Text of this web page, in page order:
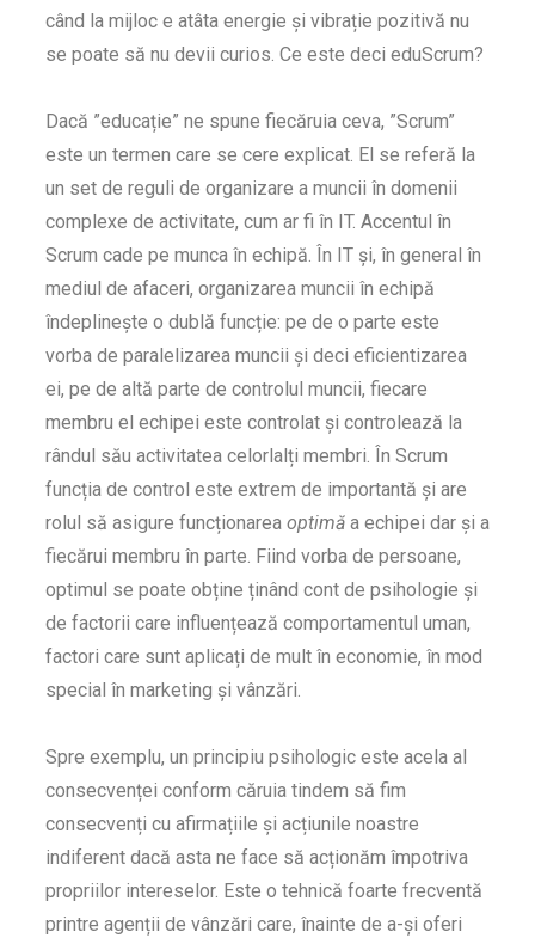
când la mijloc e atâta energie și vibrație pozitivă nu
se poate să nu devii curios. Ce este deci eduScrum?
Dacă ”educație” ne spune fiecăruia ceva, ”Scrum”
este un termen care se cere explicat. El se referă la
un set de reguli de organizare a muncii în domenii
complexe de activitate, cum ar fi în IT. Accentul în
Scrum cade pe munca în echipă. În IT și, în general în
mediul de afaceri, organizarea muncii în echipă
îndeplinește o dublă funcție: pe de o parte este
vorba de paralelizarea muncii și deci eficientizarea
ei, pe de altă parte de controlul muncii, fiecare
membru el echipei este controlat și controlează la
rândul său activitatea celorlalți membri. În Scrum
funcția de control este extrem de importantă și are
rolul să asigure funcționarea optimă a echipei dar și a
fiecărui membru în parte. Fiind vorba de persoane,
optimul se poate obține ținând cont de psihologie și
de factorii care influențează comportamentul uman,
factori care sunt aplicați de mult în economie, în mod
special în marketing și vânzări.
Spre exemplu, un principiu psihologic este acela al
consecvenței conform căruia tindem să fim
consecvenți cu afirmațiile și acțiunile noastre
indiferent dacă asta ne face să acționăm împotriva
propriilor intereselor. Este o tehnică foarte frecventă
printre agenții de vânzări care, înainte de a-și oferi